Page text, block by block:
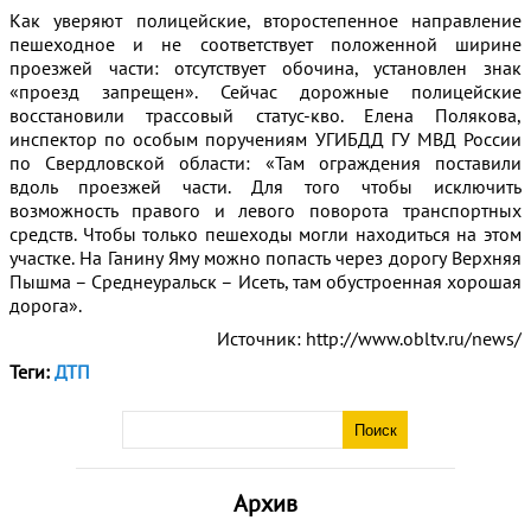
Архив
Как уверяют полицейские, второстепенное направление
пешеходное и не соответствует положенной ширине
проезжей части: отсутствует обочина, установлен знак
«проезд запрещен». Сейчас дорожные полицейские
восстановили трассовый статус-кво. Елена Полякова,
инспектор по особым поручениям УГИБДД ГУ МВД России
по Свердловской области: «Там ограждения поставили
вдоль проезжей части. Для того чтобы исключить
возможность правого и левого поворота транспортных
средств. Чтобы только пешеходы могли находиться на этом
участке. На Ганину Яму можно попасть через дорогу Верхняя
Пышма – Среднеуральск – Исеть, там обустроенная хорошая
дорога».
Источник: http://www.obltv.ru/news/
Теги: ДТП